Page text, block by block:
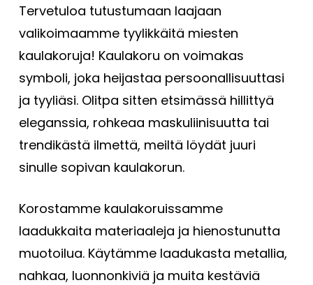
Tervetuloa tutustumaan laajaan
valikoimaamme tyylikkäitä miesten
kaulakoruja! Kaulakoru on voimakas
symboli, joka heijastaa persoonallisuuttasi
ja tyyliäsi. Olitpa sitten etsimässä hillittyä
eleganssia, rohkeaa maskuliinisuutta tai
trendikästä ilmettä, meiltä löydät juuri
sinulle sopivan kaulakorun.
Korostamme kaulakoruissamme
laadukkaita materiaaleja ja hienostunutta
muotoilua. Käytämme laadukasta metallia,
nahkaa, luonnonkiviä ja muita kestäviä